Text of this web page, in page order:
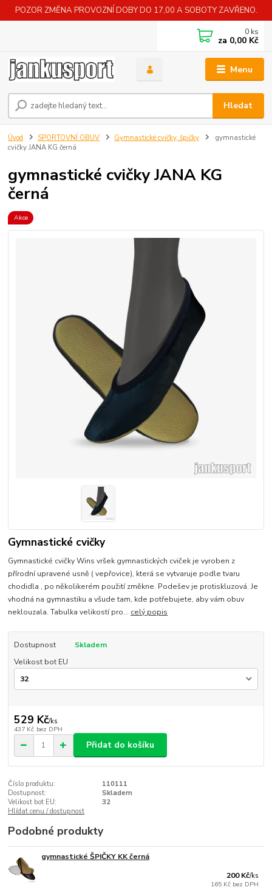
POZOR ZMĚNA PROVOZNÍ DOBY DO 17,00 A SOBOTY ZAVŘENO.
Menu
Hledat
0 ks
za 0,00 Kč
Úvod SPORTOVNÍ OBUV Gymnastické cvičky, špičky
gymnastické
cvičky JANA KG černá
gymnastické cvičky JANA KG
černá
Akce
Gymnastické cvičky
Gymnastické cvičky Wins vršek gymnastických cviček je vyroben z
přírodní upravené usně ( vepřovice), která se vytvaruje podle tvaru
chodidla , po několikerém použití změkne. Podešev je protiskluzová. Je
vhodná na gymnastiku a všude tam, kde potřebujete, aby vám obuv
neklouzala. Tabulka velikostí pro... celý popis
Dostupnost
Skladem
Velikost bot EU
529 Kč/ks
437 Kč bez DPH
Přidat do košíku
Číslo produktu:
110111
Dostupnost:
Skladem
Velikost bot EU:
32
Hlídat cenu / dostupnost
Podobné produkty
gymnastické ŠPIČKY KK černá
200 Kč/ks
165 Kč bez DPH